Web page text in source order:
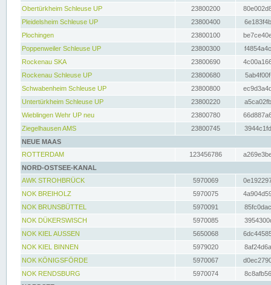
Obertürkheim Schleuse UP
23800200
Pleidelsheim Schleuse UP
23800400
Plochingen
23800100
Poppenweiler Schleuse UP
23800300
Rockenau SKA
23800690
Rockenau Schleuse UP
23800680
Schwabenheim Schleuse UP
23800800
Untertürkheim Schleuse UP
23800220
Wieblingen Wehr UP neu
23800780
Ziegelhausen AMS
23800745
NEUE MAAS
ROTTERDAM
123456786
NORD-OSTSEE-KANAL
AWK STROHBRÜCK
5970069
NOK BREIHOLZ
5970075
NOK BRUNSBÜTTEL
5970091
NOK DÜKERSWISCH
5970085
NOK KIEL AUSSEN
5650068
NOK KIEL BINNEN
5979020
NOK KÖNIGSFÖRDE
5970067
NOK RENDSBURG
5970074